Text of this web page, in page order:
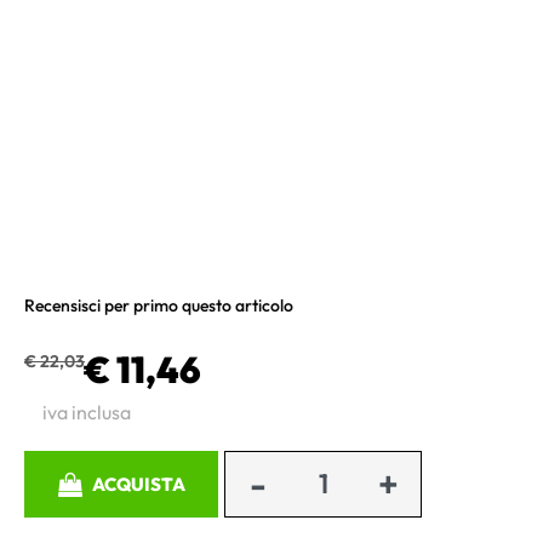
Recensisci per primo questo articolo
€ 22,03€ 11,46
iva inclusa
ACQUISTA